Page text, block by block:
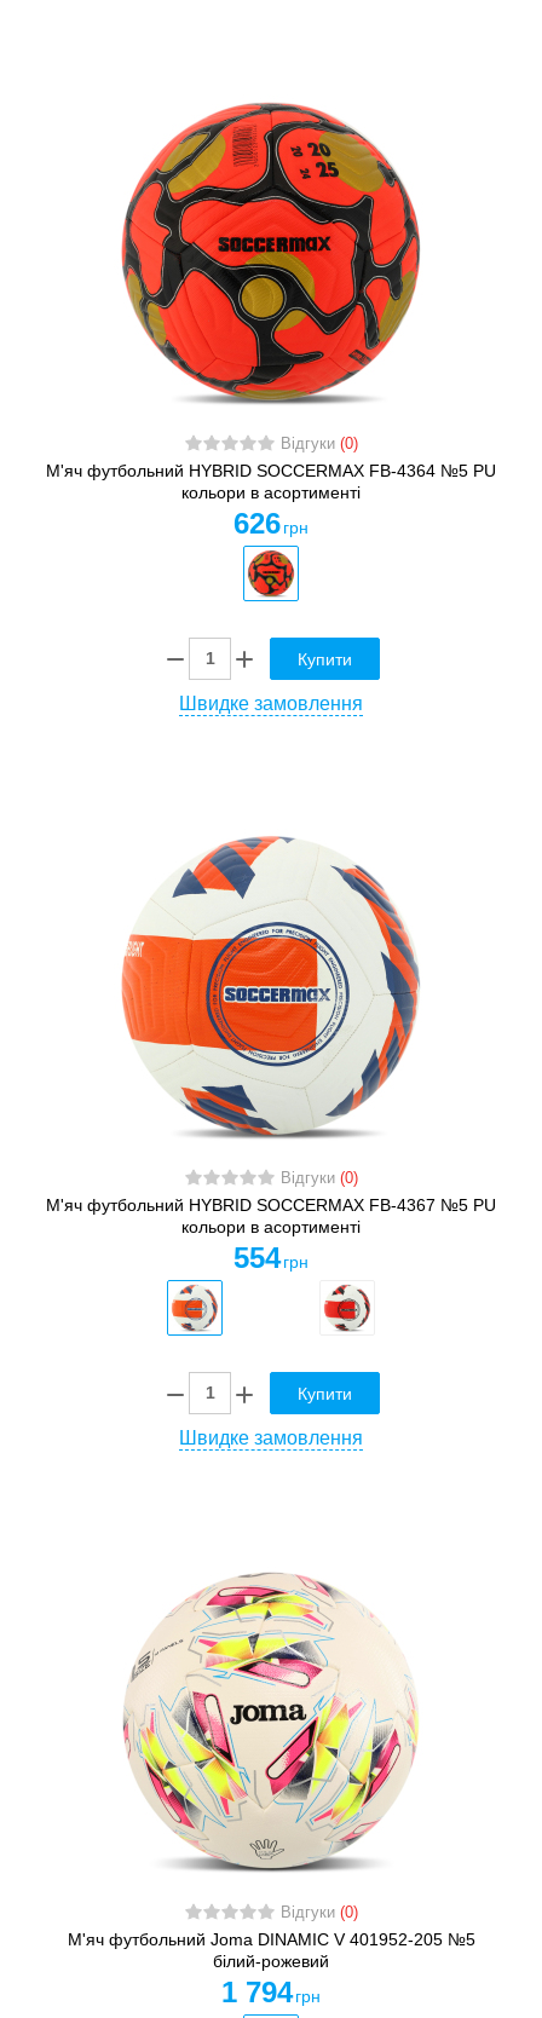
Відгуки (0)
М'яч футбольний HYBRID SOCCERMAX FB-4364 №5 PU
кольори в асортименті
626 грн
Купити
Швидке замовлення
Відгуки (0)
М'яч футбольний HYBRID SOCCERMAX FB-4367 №5 PU
кольори в асортименті
554 грн
Купити
Швидке замовлення
Відгуки (0)
М'яч футбольний Joma DINAMIC V 401952-205 №5
білий-рожевий
1 794 грн